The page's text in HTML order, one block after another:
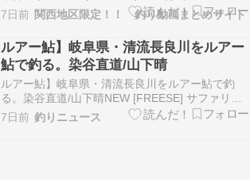
マワ産業 タックルインジャパン ヤマワ産業公式
YouTube YAMAWA fishing TV …
7日前 関西地区限定！！ 釣り動画まとめサイト
ルアー鮎】岐阜県・清流長良川をルアー
鮎で釣る。染谷直道/山下晴
ルアー鮎】岐阜県・清流長良川をルアー鮎で釣
る。染谷直道/山下晴NEW [FREESE] サファリハ
ット つば広 帽子 メンズ 超軽量 吸湿速乾 メッシ
ュ UVカット 花粉 日焼け防止 2way 折りたたみ
7日前 釣りニュース